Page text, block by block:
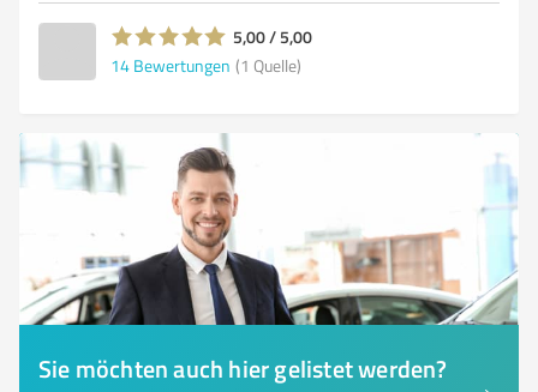
5,00 / 5,00
14 Bewertungen (1 Quelle)
Sie möchten auch hier gelistet werden?